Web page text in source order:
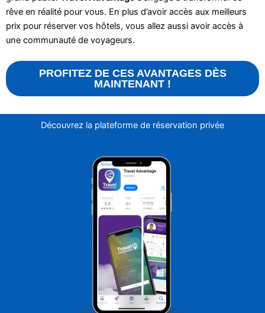
rêve en réalité pour vous. En plus d’avoir accès aux meilleurs
prix pour réserver vos hôtels, vous allez aussi avoir accès à
une communauté de voyageurs.
PROFITEZ DE CES AVANTAGES DÈS
MAINTENANT !
Découvrez la plateforme de réservation privée